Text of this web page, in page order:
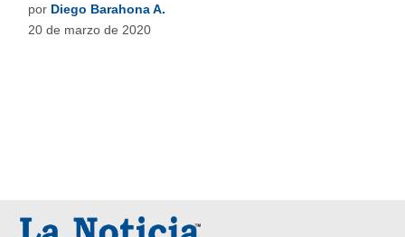
por Diego Barahona A.
20 de marzo de 2020